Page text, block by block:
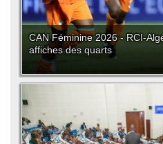
CAN Féminine 2026 - RCI-
affiches des quarts